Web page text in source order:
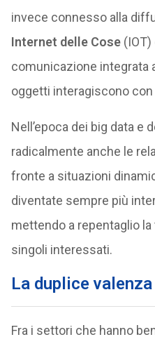
invece connesso alla
Internet delle Cose(IOT)
comunicazione integrata
oggetti interagiscono con
Nell’epoca dei big data e
radicalmente anche le
fronte a situazioni
diventate sempre più
mettendo a repentaglio
singoli interessati.
La duplice
Fra i settori che hanno